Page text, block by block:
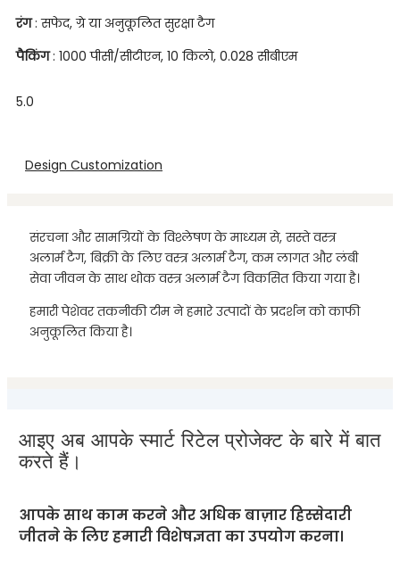
रंग: सफेद, ग्रे या अनुकूलित सुरक्षा टैग
पैकिंग: 1000 पीसी/सीटीएन, 10 किलो, 0.028 सीबीएम
5.0
Design Customization
संरचना और सामग्रियों के विश्लेषण के माध्यम से, सस्ते वस्त्र
अलार्म टैग, बिक्री के लिए वस्त्र अलार्म टैग, कम लागत और लंबी
सेवा जीवन के साथ थोक वस्त्र अलार्म टैग विकसित किया गया है।
हमारी पेशेवर तकनीकी टीम ने हमारे उत्पादों के प्रदर्शन को काफी
अनुकूलित किया है।
आइए अब आपके स्मार्ट रिटेल प्रोजेक्ट के बारे में बात
करते हैं।
आपके साथ काम करने और अधिक बाज़ार हिस्सेदारी
जीतने के लिए हमारी विशेषज्ञता का उपयोग करना।